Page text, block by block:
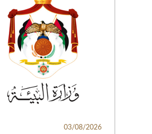
03/08/2026